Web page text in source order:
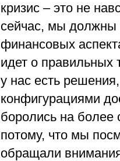
кризис – это не
сейчас, мы должны
финансовых
идет о правильных
у нас есть
конфигурациями
боролись на более
потому, что мы
обращали